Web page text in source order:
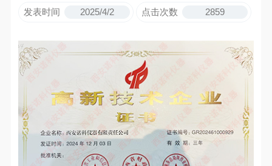
发表时间 2025/4/2 点击次数 2859